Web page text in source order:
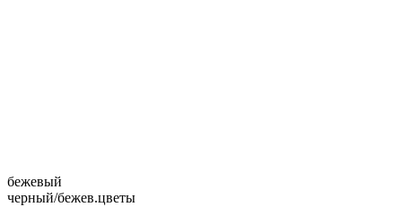
бежевый
черный/бежев.цветы